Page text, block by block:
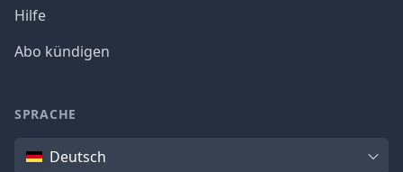
Hilfe
Abo kündigen
SPRACHE
SpracheDeutsch